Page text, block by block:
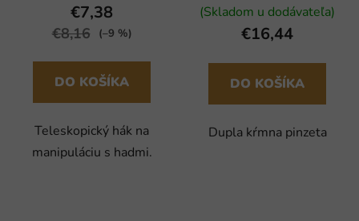
€7,38
€8,16 (–9 %)
DO KOŠÍKA
Teleskopický hák na
manipuláciu s hadmi.
(Skladom u dodávateľa)
€16,44
DO KOŠÍKA
Dupla kŕmna pinzeta